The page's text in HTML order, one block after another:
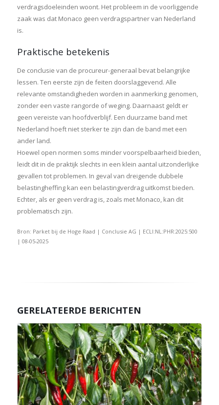
verdragsdoeleinden woont. Het probleem in de voorliggende
zaak was dat Monaco geen verdragspartner van Nederland
is.
Praktische betekenis
De conclusie van de procureur-generaal bevat belangrijke
lessen. Ten eerste zijn de feiten doorslaggevend. Alle
relevante omstandigheden worden in aanmerking genomen,
zonder een vaste rangorde of weging. Daarnaast geldt er
geen vereiste van hoofdverblijf. Een duurzame band met
Nederland hoeft niet sterker te zijn dan de band met een
ander land.
Hoewel open normen soms minder voorspelbaarheid bieden,
leidt dit in de praktijk slechts in een klein aantal uitzonderlijke
gevallen tot problemen. In geval van dreigende dubbele
belastingheffing kan een belastingverdrag uitkomst bieden.
Echter, als er geen verdrag is, zoals met Monaco, kan dit
problematisch zijn.
Bron: Parket bij de Hoge Raad | Conclusie AG | ECLI:NL:PHR:2025:500
| 08-05-2025
GERELATEERDE BERICHTEN